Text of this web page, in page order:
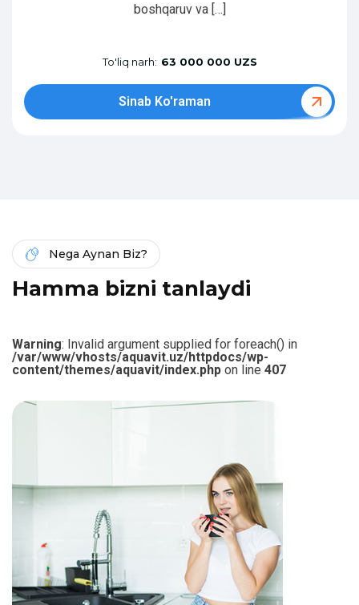
boshqaruv va […]
To'liq narh: 63 000 000 UZS
Sinab Ko'raman
Nega Aynan Biz?
Hamma bizni tanlaydi
Warning: Invalid argument supplied for foreach() in
/var/www/vhosts/aquavit.uz/httpdocs/wp-
content/themes/aquavit/index.php on line 407